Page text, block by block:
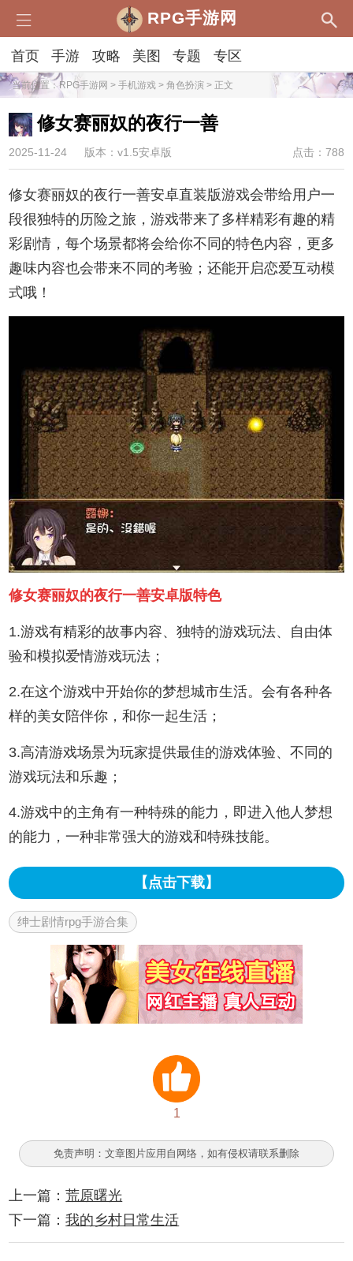
RPG手游网
首页 手游 攻略 美图 专题 专区
当前位置：RPG手游网 > 手机游戏 > 角色扮演 > 正文
修女赛丽奴的夜行一善
2025-11-24 版本：v1.5安卓版 点击：788
修女赛丽奴的夜行一善安卓直装版游戏会带给用户一
段很独特的历险之旅，游戏带来了多样精彩有趣的精
彩剧情，每个场景都将会给你不同的特色内容，更多
趣味内容也会带来不同的考验；还能开启恋爱互动模
式哦！
修女赛丽奴的夜行一善安卓版特色
1.游戏有精彩的故事内容、独特的游戏玩法、自由体
验和模拟爱情游戏玩法；
2.在这个游戏中开始你的梦想城市生活。会有各种各
样的美女陪伴你，和你一起生活；
3.高清游戏场景为玩家提供最佳的游戏体验、不同的
游戏玩法和乐趣；
4.游戏中的主角有一种特殊的能力，即进入他人梦想
的能力，一种非常强大的游戏和特殊技能。
【点击下载】
绅士剧情rpg手游合集
1
免责声明：文章图片应用自网络，如有侵权请联系删除
上一篇：荒原曙光
下一篇：我的乡村日常生活